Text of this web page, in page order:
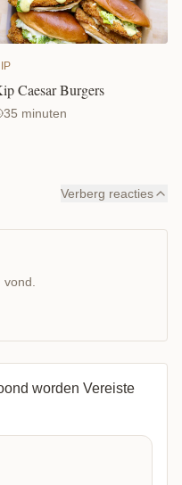
Caesar Burgers
35 minuten
Verberg reacties
worden Vereiste